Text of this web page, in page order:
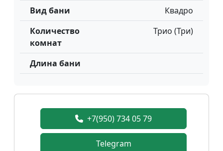
Вид бани
Квадро
Количество
комнат
Трио (Три)
Длина бани
+7(950) 734 05 79
Telegram